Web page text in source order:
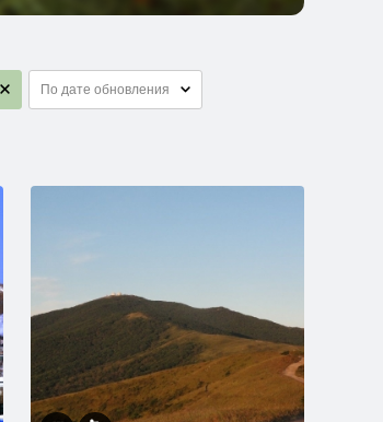
По дате обновления